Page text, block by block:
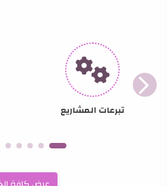
تبرعات المشاريع